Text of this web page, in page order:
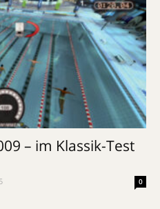
– im Klassik-Test
0